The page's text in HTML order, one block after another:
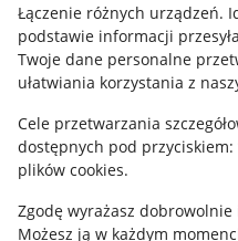
Łączenie różnych urządzeń.
podstawie informacji
Twoje dane personalne
ułatwiania korzystania z
Cele przetwarzania
dostępnych pod przyciskiem:
plików cookies.
Zgodę wyrażasz
Możesz ją w każdym
Regulamin
Polityka plików "cookies"
Ustawienia plików "cookies"
Udostępnianie lokalizacji
Informacje dla Aktu o
Pobierz aplikację